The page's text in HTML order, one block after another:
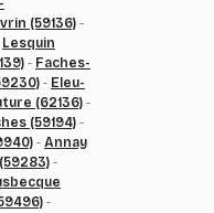
(59136) -
Lesquin
- Faches-
- Eleu-
(62136) -
(59194) -
- Annay
-
-